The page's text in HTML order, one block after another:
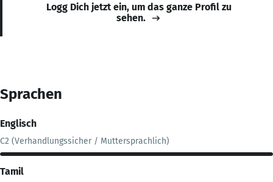
Logg Dich jetzt ein, um das ganze Profil zu
sehen.
Sprachen
Englisch
C2 (Verhandlungssicher / Muttersprachlich)
Tamil